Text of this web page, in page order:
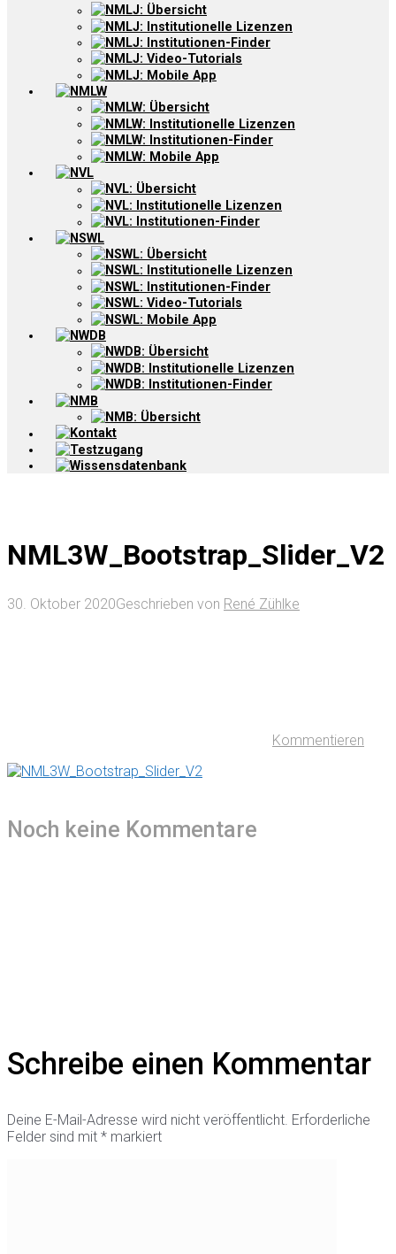
NMLJ: Übersicht
NMLJ: Institutionelle Lizenzen
NMLJ: Institutionen-Finder
NMLJ: Video-Tutorials
NMLJ: Mobile App
NMLW
NMLW: Übersicht
NMLW: Institutionelle Lizenzen
NMLW: Institutionen-Finder
NMLW: Mobile App
NVL
NVL: Übersicht
NVL: Institutionelle Lizenzen
NVL: Institutionen-Finder
NSWL
NSWL: Übersicht
NSWL: Institutionelle Lizenzen
NSWL: Institutionen-Finder
NSWL: Video-Tutorials
NSWL: Mobile App
NWDB
NWDB: Übersicht
NWDB: Institutionelle Lizenzen
NWDB: Institutionen-Finder
NMB
NMB: Übersicht
Kontakt
Testzugang
Wissensdatenbank
NML3W_Bootstrap_Slider_V2
30. Oktober 2020Geschrieben von René Zühlke
Kommentieren
Noch keine Kommentare
Schreibe einen Kommentar
Deine E-Mail-Adresse wird nicht veröffentlicht. Erforderliche
Felder sind mit * markiert